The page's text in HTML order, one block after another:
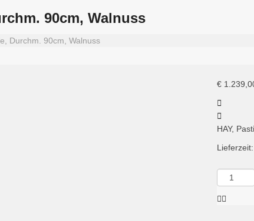
90cm, Walnuss
Durchm. 90cm, Walnuss
€
HAY,
Menge
HAY,
Pastis